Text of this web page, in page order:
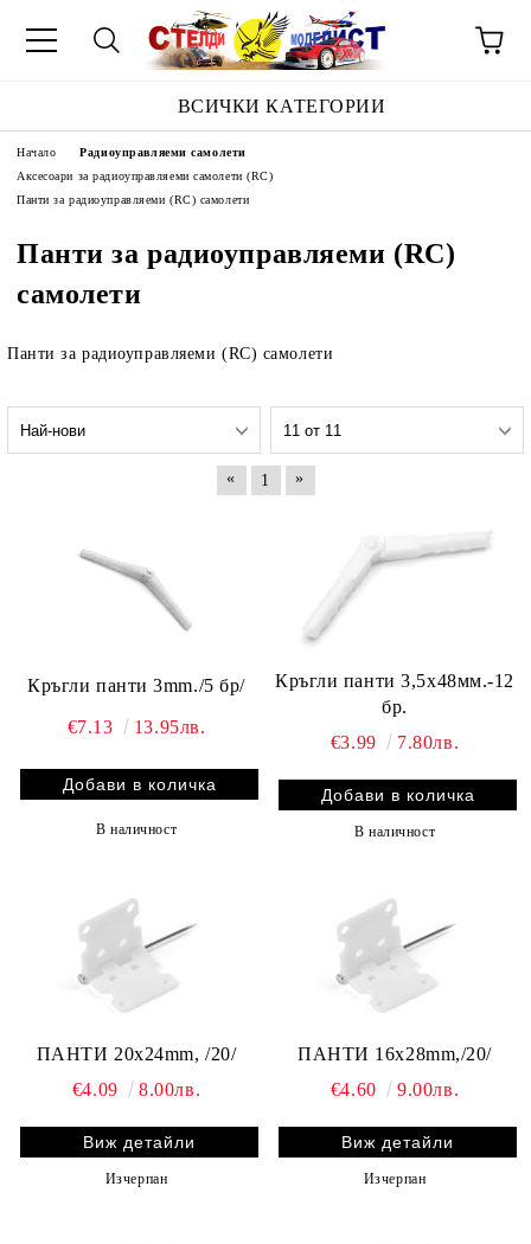
ВСИЧКИ КАТЕГОРИИ
Начало
Радиоуправляеми самолети
Аксесоари за радиоуправляеми самолети (RC)
Панти за радиоуправляеми (RC) самолети
Панти за радиоуправляеми (RC)
самолети
Панти за радиоуправляеми (RC) самолети
« 1 »
Кръгли панти 3mm./5 бр/
€7.13 13.95лв.
В наличност
Кръгли панти 3,5х48мм.-12
бр.
€3.99
7.80лв.
В наличност
ПАНТИ 20x24mm, /20/
€4.09
8.00лв.
Виж детайли
Изчерпан
ПАНТИ 16x28mm,/20/
€4.60
9.00лв.
Виж детайли
Изчерпан